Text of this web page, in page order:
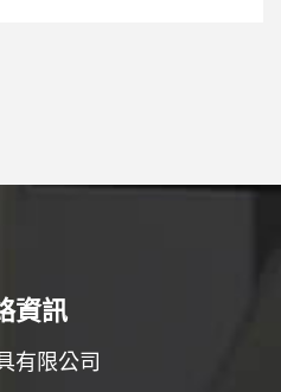
資訊
有限公司